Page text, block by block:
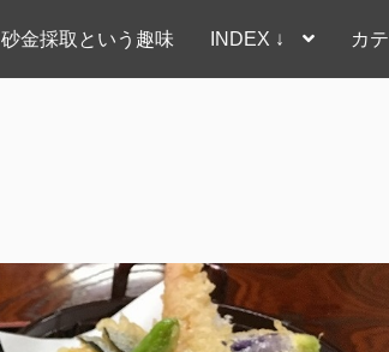
砂金採取という趣味 INDEX ↓ カ